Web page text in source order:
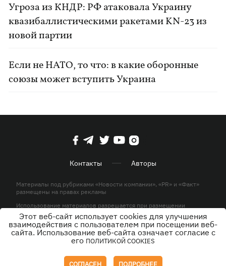
Угроза из КНДР: РФ атаковала Украину
квазибаллистическими ракетами KN-23 из
новой партии
Если не НАТО, то что: в какие оборонные
союзы может вступить Украина
Контакты Авторы
Материалы под рубриками «Новости компании», «PR» и «Факт»
размещены на правах рекламы
Использование материалов разрешается при размещении
активной гиперссылки на KP.UA в первом абзаце.
© ООО «ЮЛАВ МЕДИА»,2026. Все права защищены.
Этот веб-сайт использует cookies для улучшения
взаимодействия с пользователем при посещении веб-
сайта. Использование веб-сайта означает согласие с
его ПОЛИТИКОЙ COOKIES
СОГЛАСЕН ПОДРОБНЕЕ